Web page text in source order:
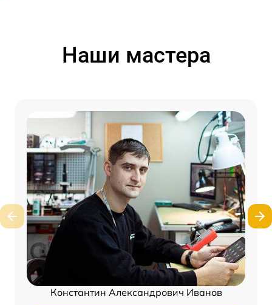
Наши мастера
Константин Александрович Иванов